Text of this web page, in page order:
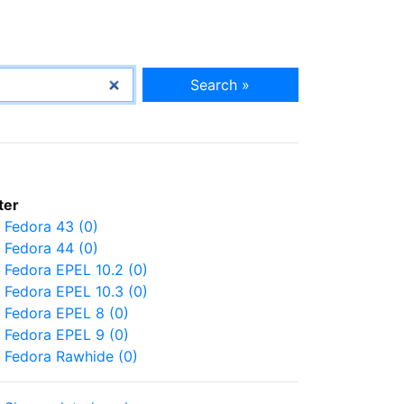
Search »
Fedora 43 (0)
Fedora 44 (0)
Fedora EPEL 10.2 (0)
Fedora EPEL 10.3 (0)
Fedora EPEL 8 (0)
Fedora EPEL 9 (0)
Fedora Rawhide (0)